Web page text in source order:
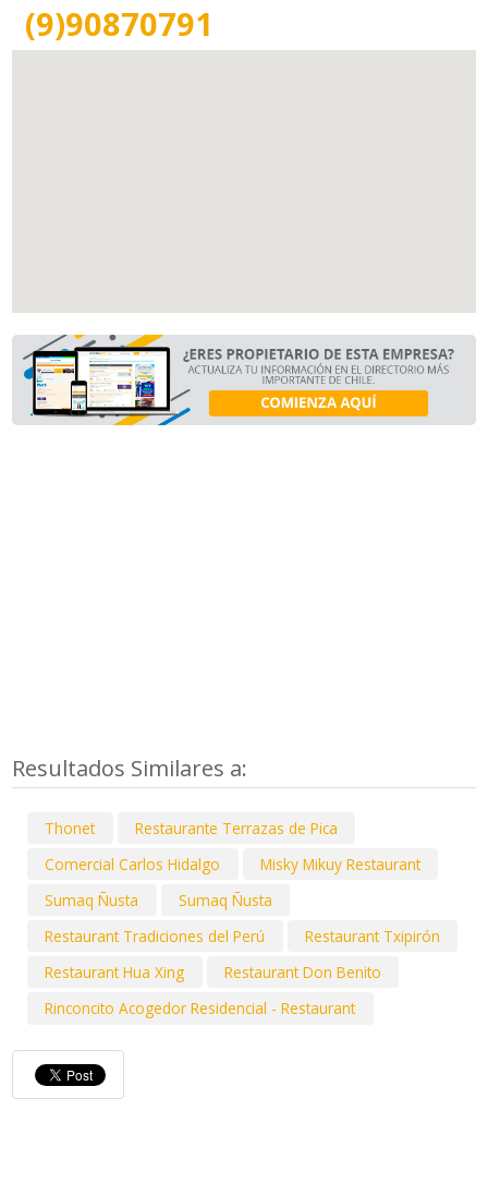
(9)90870791
Resultados Similares a:
Thonet
Restaurante Terrazas de Pica
Comercial Carlos Hidalgo
Misky Mikuy Restaurant
Sumaq Ñusta
Sumaq Ñusta
Restaurant Tradiciones del Perú
Restaurant Txipirón
Restaurant Hua Xing
Restaurant Don Benito
Rinconcito Acogedor Residencial - Restaurant